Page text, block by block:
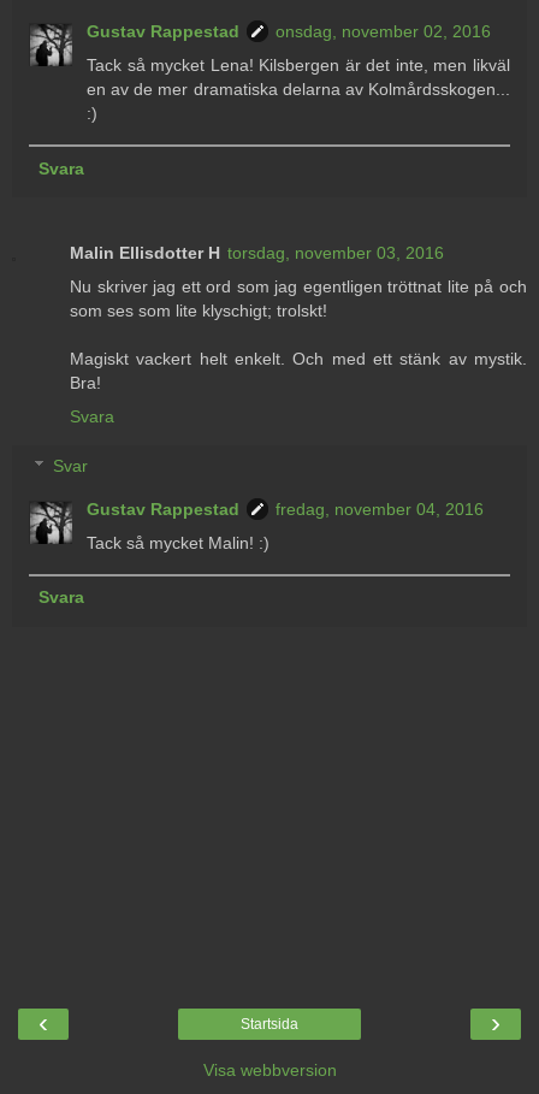
Gustav Rappestad
onsdag, november 02, 2016
Tack så mycket Lena! Kilsbergen är det inte, men likväl
en av de mer dramatiska delarna av Kolmårdsskogen...
:)
Svara
Malin Ellisdotter H torsdag, november 03, 2016
Nu skriver jag ett ord som jag egentligen tröttnat lite på och
som ses som lite klyschigt; trolskt!
Magiskt vackert helt enkelt. Och med ett stänk av mystik.
Bra!
Svara
Svar
Gustav Rappestad
fredag, november 04, 2016
Tack så mycket Malin! :)
Svara
‹ ›
Startsida
Visa webbversion